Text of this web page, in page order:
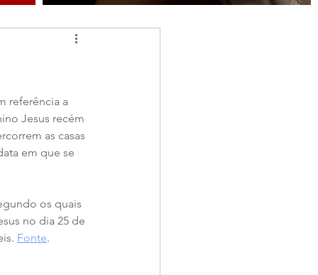
referência a
Jesus recém
as casas
em que se
os quais
no dia 25 de
Fonte.